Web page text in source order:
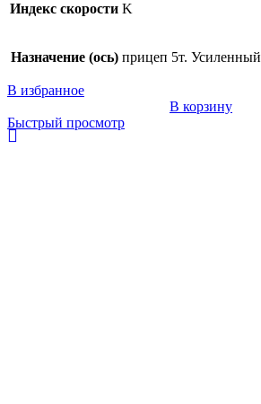
Индекс скорости K
Назначение (ось) прицеп 5т. Усиленный
В избранное
В корзину
Быстрый просмотр